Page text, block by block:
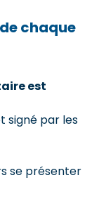
chaque
est
signé par les
se présenter